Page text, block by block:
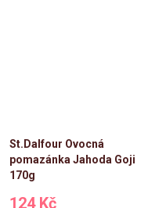
St.Dalfour Ovocná
pomazánka Jahoda Goji
170g
124 Kč